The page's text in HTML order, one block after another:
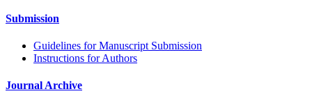
Submission
Guidelines for Manuscript Submission
Instructions for Authors
Journal Archive